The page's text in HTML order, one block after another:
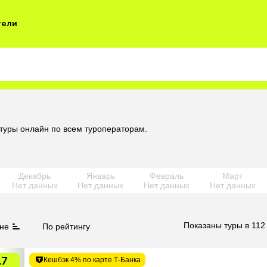
онлайн по всем туроператорам.
Декабрь
Нет данных
Январь
Нет данных
Февраль
Нет данных
Март
Нет данных
По рейтингу Показаны туры в
Кешбэк 4% по карте Т-Банка